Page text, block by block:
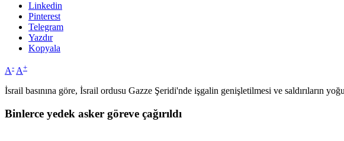
Linkedin
Pinterest
Telegram
Yazdır
Kopyala
A- A+
İsrail basınına göre, İsrail ordusu Gazze Şeridi'nde işgalin genişletilmesi ve saldırıların
Binlerce yedek asker göreve çağırıldı